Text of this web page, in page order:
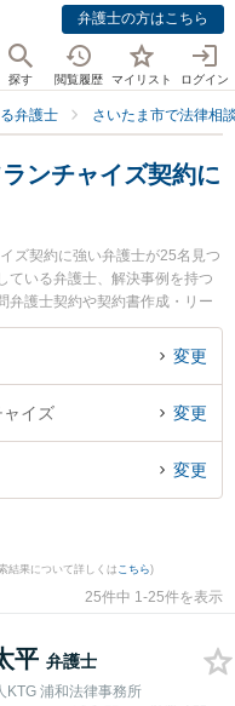
弁護士の方はこちら
探す 閲覧履歴 マイリスト ログイン
弁護士 さいたま市で法律相
ンチャイズ契約に
ズ契約に強い弁護士が25名見つ
ている弁護士、解決事例を持つ
弁護士契約や契約書作成・リー
細かな分野での絞り込み検索も
務所の武藤 太平弁護士や弁護士
に発生したFC・フランチャイズ
』『FC・フランチャイズ契約の
したい』『初回相談無料でFC・
変更
イズ 変更
変更
結果について詳しくはこちら)
25件中 1-25件を表示
平 弁護士
KTG 浦和法律事務所